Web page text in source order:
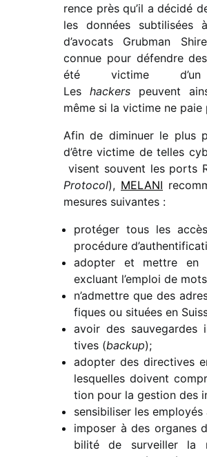
rence près qu’il a décidé
les données subti­li­sées
d’avo­cats Grubman
connue pour défendre
été victime
Les hackers peuvent
même si la victime ne paie
Afin de dimi­nuer le plus
d’être victime de telles
visent souvent les ports
Protocol), MELANI
mesures suivantes :
proté­ger tous les
procé­dure
adop­ter et mettre en
excluant l’emploi de
n’ad­mettre que des
fiques ou situées en
avoir des sauve­gardes
tives (backup);
adop­ter des direc­tives
lesquelles doivent
tion pour la gestion des
sensi­bi­li­ser les
impo­ser à des organes
bi­lité de surveiller la